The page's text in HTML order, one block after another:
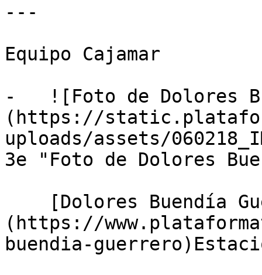
---
Equipo Cajamar
-   ![Foto de Dolores
(https://
uploads/assets/
3e "Foto de Dolores
(https://
buendia-